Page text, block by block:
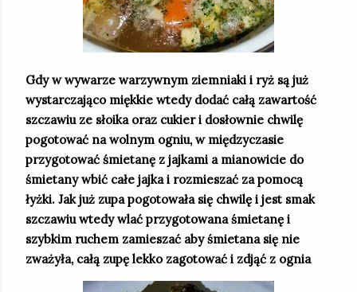
Gdy w wywarze warzywnym ziemniaki i ryż są już
wystarczająco miękkie wtedy dodać całą zawartość
szczawiu ze słoika oraz cukier i dosłownie chwilę
pogotować na wolnym ogniu, w międzyczasie
przygotować śmietanę z jajkami a mianowicie do
śmietany wbić całe jajka i rozmieszać za pomocą
łyżki. Jak już zupa pogotowała się chwilę i jest smak
szczawiu wtedy wlać przygotowana śmietanę i
szybkim ruchem zamieszać aby śmietana się nie
zważyła, całą zupę lekko zagotować i zdjąć z ognia